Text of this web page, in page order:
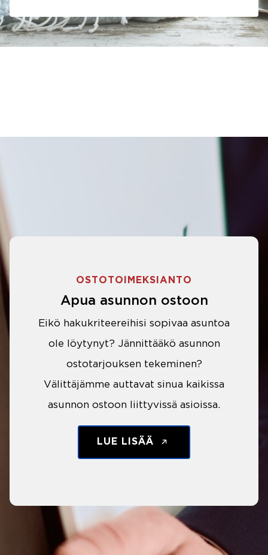
OSTOTOIMEKSIANTO
Apua asunnon ostoon
Eikö hakukriteereihisi sopivaa asuntoa
ole löytynyt? Jännittääkö asunnon
ostotarjouksen tekeminen?
Välittäjämme auttavat sinua kaikissa
asunnon ostoon liittyvissä asioissa.
LUE LISÄÄ